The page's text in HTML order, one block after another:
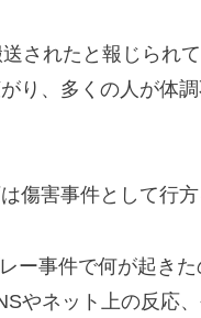
されたと報じられ
り、多くの人が体
傷害事件として行方
ー事件で何が起き
やネット上の反応